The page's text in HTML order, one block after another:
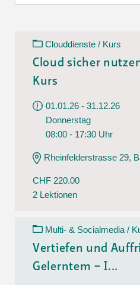
Clouddienste / Kurs
Cloud sicher
Kurs
01.01.26 - 31.12.26
Donnerstag
08:00 - 17:30 Uhr
Rheinfelderstrasse 29,
CHF 220.00
2 Lektionen
Multi- & Socialmedia /
Vertiefen und
Gelerntem – I...